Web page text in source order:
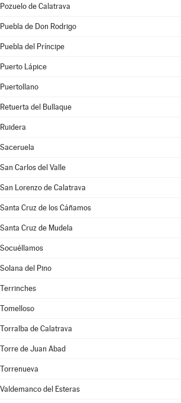
Pozuelo de Calatrava
Puebla de Don Rodrigo
Puebla del Príncipe
Puerto Lápice
Puertollano
Retuerta del Bullaque
Ruidera
Saceruela
San Carlos del Valle
San Lorenzo de Calatrava
Santa Cruz de los Cáñamos
Santa Cruz de Mudela
Socuéllamos
Solana del Pino
Terrinches
Tomelloso
Torralba de Calatrava
Torre de Juan Abad
Torrenueva
Valdemanco del Esteras